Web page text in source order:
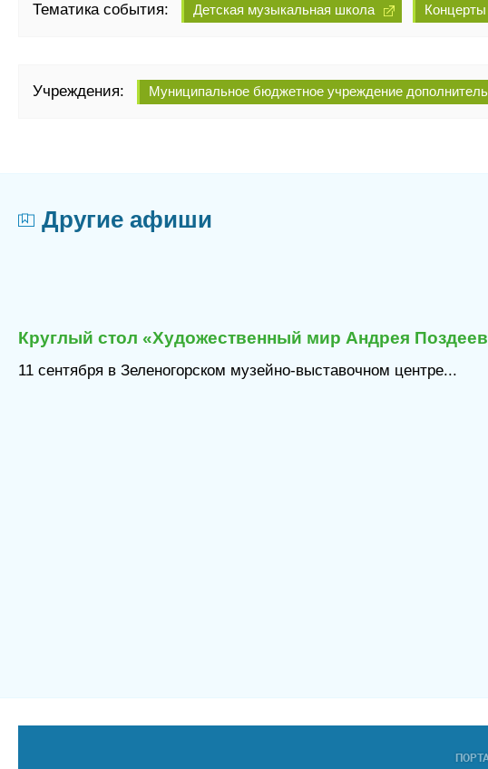
Тематика события: Детская музыкальная школа Концерты
Учреждения: Муниципальное бюджетное учреждение
Другие афиши
Круглый стол «Художественный мир Андрея
11 сентября в Зеленогорском музейно-выставочном центре...